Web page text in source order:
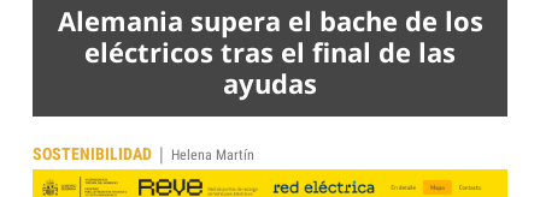
Alemania supera el bache de los
eléctricos tras el final de las
ayudas
SOSTENIBILIDAD | Helena Martín